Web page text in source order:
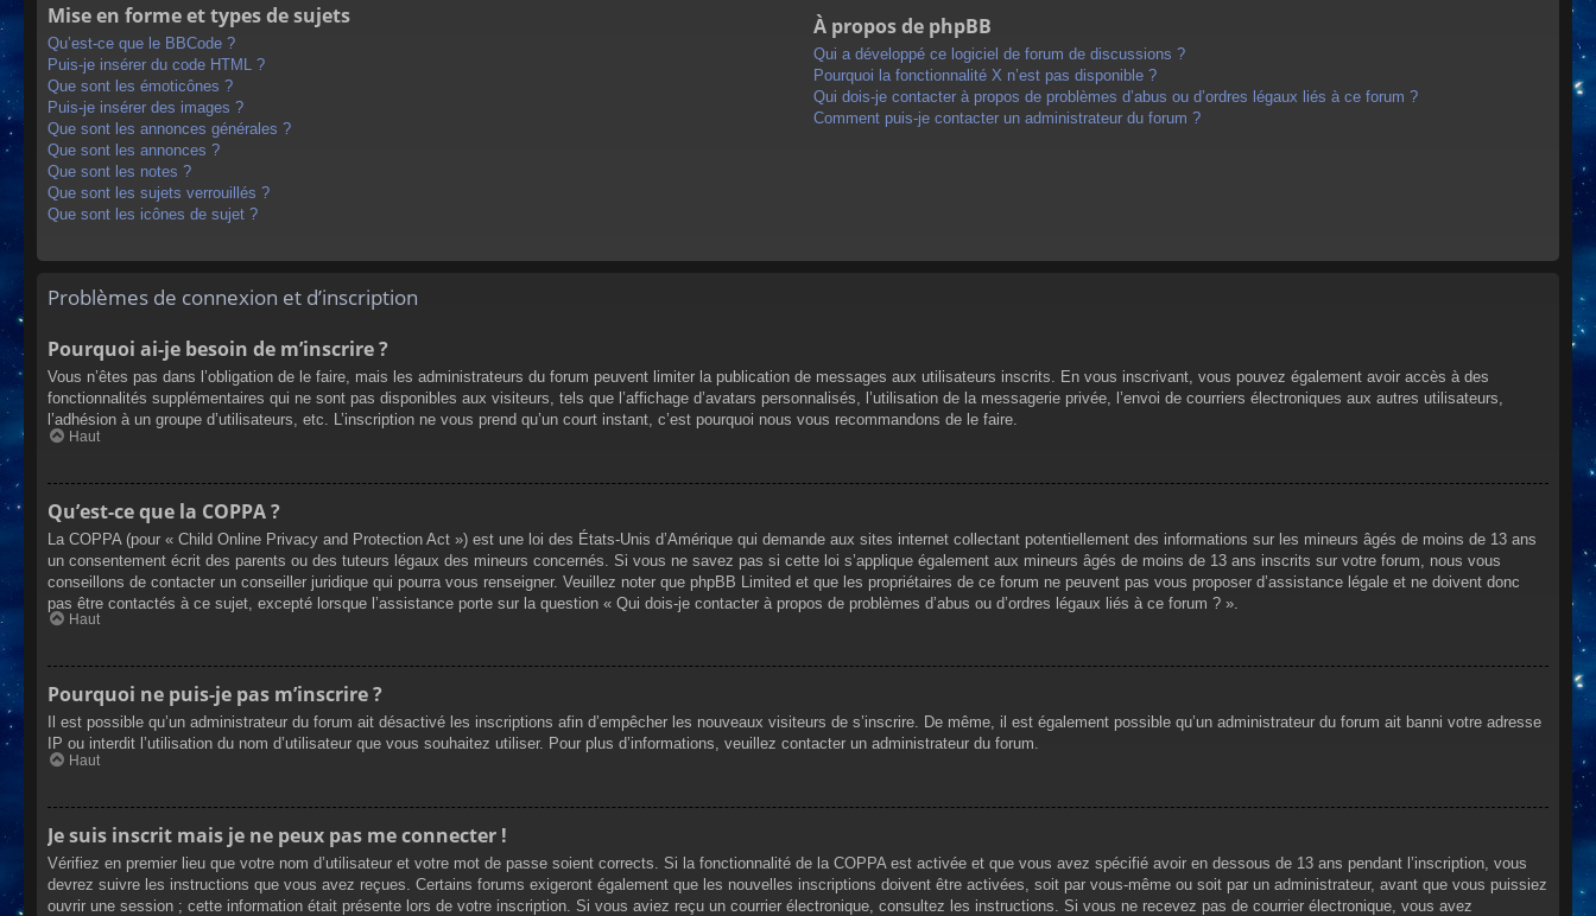
Mise en forme et types de sujets
Qu’est-ce que le BBCode ?
Puis-je insérer du code HTML ?
Que sont les émoticônes ?
Puis-je insérer des images ?
Que sont les annonces générales ?
Que sont les annonces ?
Que sont les notes ?
Que sont les sujets verrouillés ?
Que sont les icônes de sujet ?
À propos de phpBB
Qui a développé ce logiciel de forum de discussions ?
Pourquoi la fonctionnalité X n’est pas disponible ?
Qui dois-je contacter à propos de problèmes d’abus ou d’ordres légaux liés à ce forum ?
Comment puis-je contacter un administrateur du forum ?
Problèmes de connexion et d’inscription
Pourquoi ai-je besoin de m’inscrire ?
Vous n’êtes pas dans l’obligation de le faire, mais les administrateurs du forum peuvent limiter la publication de messages aux utilisateurs inscrits. En vous inscrivant, vous pouvez également avoir accès à des
fonctionnalités supplémentaires qui ne sont pas disponibles aux visiteurs, tels que l’affichage d’avatars personnalisés, l’utilisation de la messagerie privée, l’envoi de courriers électroniques aux autres utilisateurs,
l’adhésion à un groupe d’utilisateurs, etc. L’inscription ne vous prend qu’un court instant, c’est pourquoi nous vous recommandons de le faire.
Haut
Qu’est-ce que la COPPA ?
La COPPA (pour « Child Online Privacy and Protection Act ») est une loi des États-Unis d’Amérique qui demande aux sites internet collectant potentiellement des informations sur les mineurs âgés de moins de 13 ans
un consentement écrit des parents ou des tuteurs légaux des mineurs concernés. Si vous ne savez pas si cette loi s’applique également aux mineurs âgés de moins de 13 ans inscrits sur votre forum, nous vous
conseillons de contacter un conseiller juridique qui pourra vous renseigner. Veuillez noter que phpBB Limited et que les propriétaires de ce forum ne peuvent pas vous proposer d’assistance légale et ne doivent donc
pas être contactés à ce sujet, excepté lorsque l’assistance porte sur la question « Qui dois-je contacter à propos de problèmes d’abus ou d’ordres légaux liés à ce forum ? ».
Haut
Pourquoi ne puis-je pas m’inscrire ?
Il est possible qu’un administrateur du forum ait désactivé les inscriptions afin d’empêcher les nouveaux visiteurs de s’inscrire. De même, il est également possible qu’un administrateur du forum ait banni votre adresse
IP ou interdit l’utilisation du nom d’utilisateur que vous souhaitez utiliser. Pour plus d’informations, veuillez contacter un administrateur du forum.
Haut
Je suis inscrit mais je ne peux pas me connecter !
Vérifiez en premier lieu que votre nom d’utilisateur et votre mot de passe soient corrects. Si la fonctionnalité de la COPPA est activée et que vous avez spécifié avoir en dessous de 13 ans pendant l’inscription, vous
devrez suivre les instructions que vous avez reçues. Certains forums exigeront également que les nouvelles inscriptions doivent être activées, soit par vous-même ou soit par un administrateur, avant que vous puissiez
ouvrir une session ; cette information était présente lors de votre inscription. Si vous aviez reçu un courrier électronique, consultez les instructions. Si vous ne recevez pas de courrier électronique, vous avez